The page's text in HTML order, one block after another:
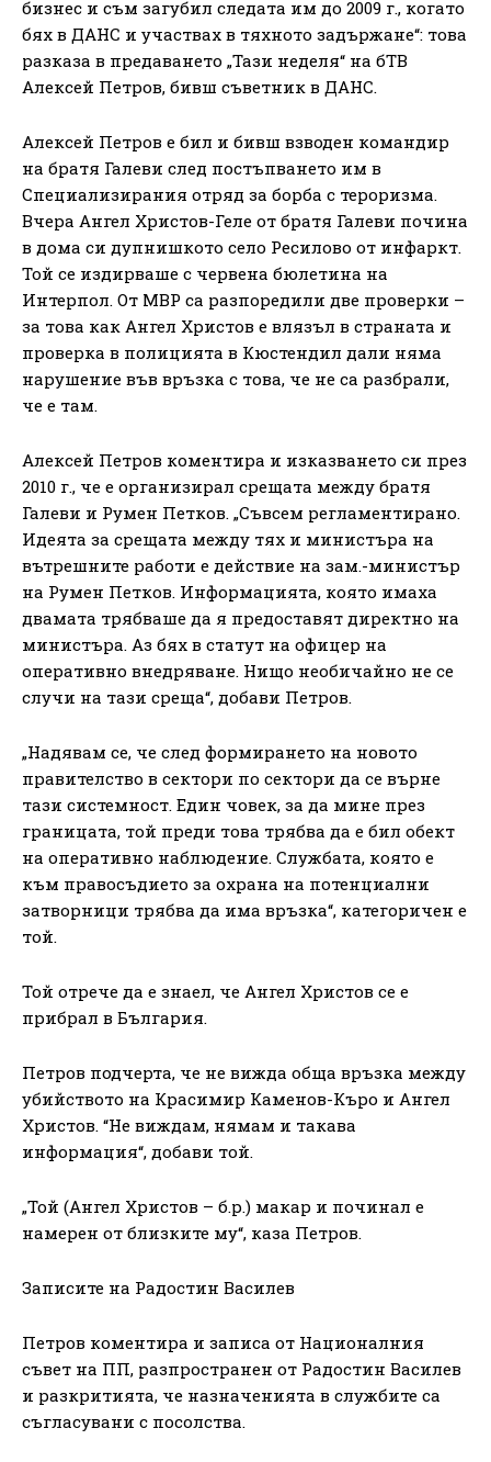
бизнес и съм загубил следата им до 2009 г., когато
бях в ДАНС и участвах в тяхното задържане“: това
разказа в предаването „Тази неделя“ на бТВ
Алексей Петров, бивш съветник в ДАНС.
Алексей Петров е бил и бивш взводен командир
на братя Галеви след постъпването им в
Специализирания отряд за борба с тероризма.
Вчера Ангел Христов-Геле от братя Галеви почина
в дома си дупнишкото село Ресилово от инфаркт.
Той се издирваше с червена бюлетина на
Интерпол. От МВР са разпоредили две проверки –
за това как Ангел Христов е влязъл в страната и
проверка в полицията в Кюстендил дали няма
нарушение във връзка с това, че не са разбрали,
че е там.
Алексей Петров коментира и изказването си през
2010 г., че е организирал срещата между братя
Галеви и Румен Петков. „Съвсем регламентирано.
Идеята за срещата между тях и министъра на
вътрешните работи е действие на зам.-министър
на Румен Петков. Информацията, която имаха
двамата трябваше да я предоставят директно на
министъра. Аз бях в статут на офицер на
оперативно внедряване. Нищо необичайно не се
случи на тази среща“, добави Петров.
„Надявам се, че след формирането на новото
правителство в сектори по сектори да се върне
тази системност. Един човек, за да мине през
границата, той преди това трябва да е бил обект
на оперативно наблюдение. Службата, която е
към правосъдието за охрана на потенциални
затворници трябва да има връзка“, категоричен е
той.
Той отрече да е знаел, че Ангел Христов се е
прибрал в България.
Петров подчерта, че не вижда обща връзка между
убийството на Красимир Каменов-Къро и Ангел
Христов. “Не виждам, нямам и такава
информация“, добави той.
„Той (Ангел Христов – б.р.) макар и починал е
намерен от близките му“, каза Петров.
Записите на Радостин Василев
Петров коментира и записа от Националния
съвет на ПП, разпространен от Радостин Василев
и разкритията, че назначенията в службите са
съгласувани с посолства.